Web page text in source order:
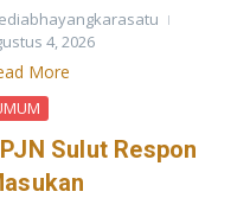
4, 2026
More
Sulut Respon